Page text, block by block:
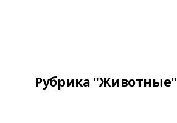
Рубрика "Животные"